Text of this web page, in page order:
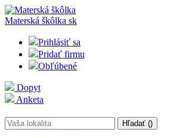
Materská škôlka sk
Prihlásiť sa
Pridať firmu
Obľúbené
Dopyt
Anketa
Hľadať ()